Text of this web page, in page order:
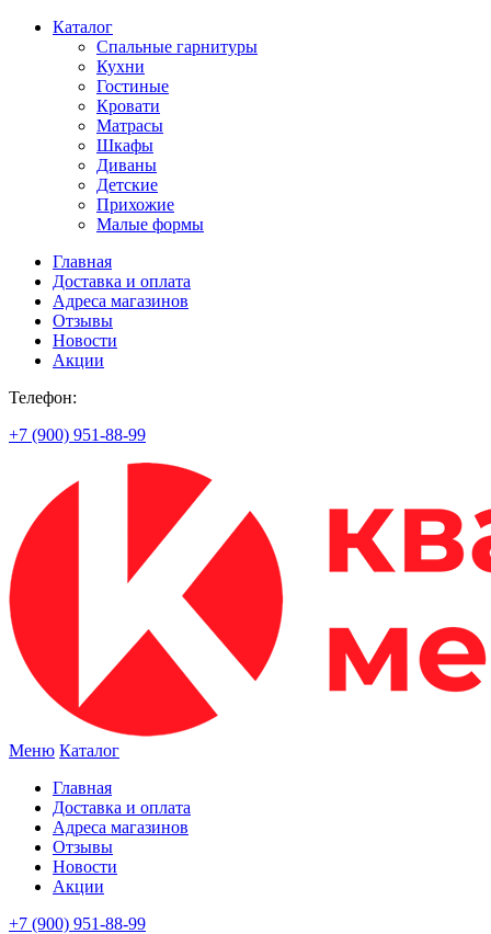
Каталог
Спальные гарнитуры
Кухни
Гостиные
Кровати
Матрасы
Шкафы
Диваны
Детские
Прихожие
Малые формы
Главная
Доставка и оплата
Адреса магазинов
Отзывы
Новости
Акции
Телефон:
+7 (900) 951-88-99
Меню Каталог
Главная
Доставка и оплата
Адреса магазинов
Отзывы
Новости
Акции
+7 (900) 951-88-99